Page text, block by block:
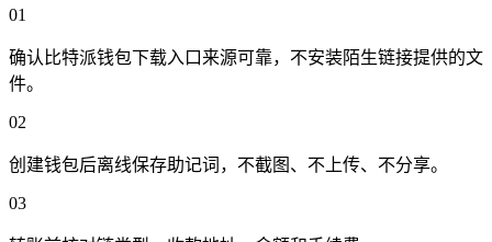
01
确认比特派钱包下载入口来源可靠，不安装陌生链接提供的文
件。
02
创建钱包后离线保存助记词，不截图、不上传、不分享。
03